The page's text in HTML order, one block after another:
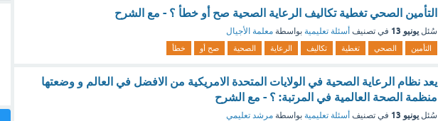
التأمين الصحي تغطية تكاليف الرعاية الصحية صح أو خطأ ؟ - مع الشرح
سُئل يونيو 13 في تصنيف أسئلة تعليمية بواسطة معلمة الأجيال
التأمين الصحي تغطية تكاليف الرعاية الصحية صح أو خطأ
يعد نظام الرعاية الصحية في الولايات المتحدة الامريكية من الافضل في العالم و وضعتها
منظمة الصحة العالمية في المرتبة: ؟ - مع الشرح
سُئل يونيو 13 في تصنيف أسئلة تعليمية بواسطة مرشد تعليمي